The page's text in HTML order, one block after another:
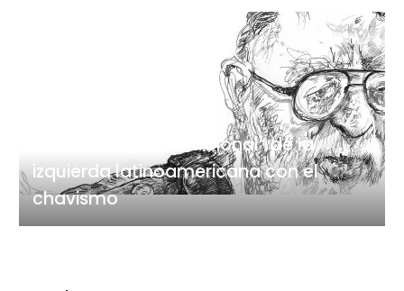
el
chavismo
“Solidaridad incondicional” de la
izquierda latinoamericana con el
chavismo